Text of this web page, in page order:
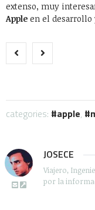
extenso, muy
Apple en el desarrollo
categories: apple,
JOSECE
Viajero,
por la